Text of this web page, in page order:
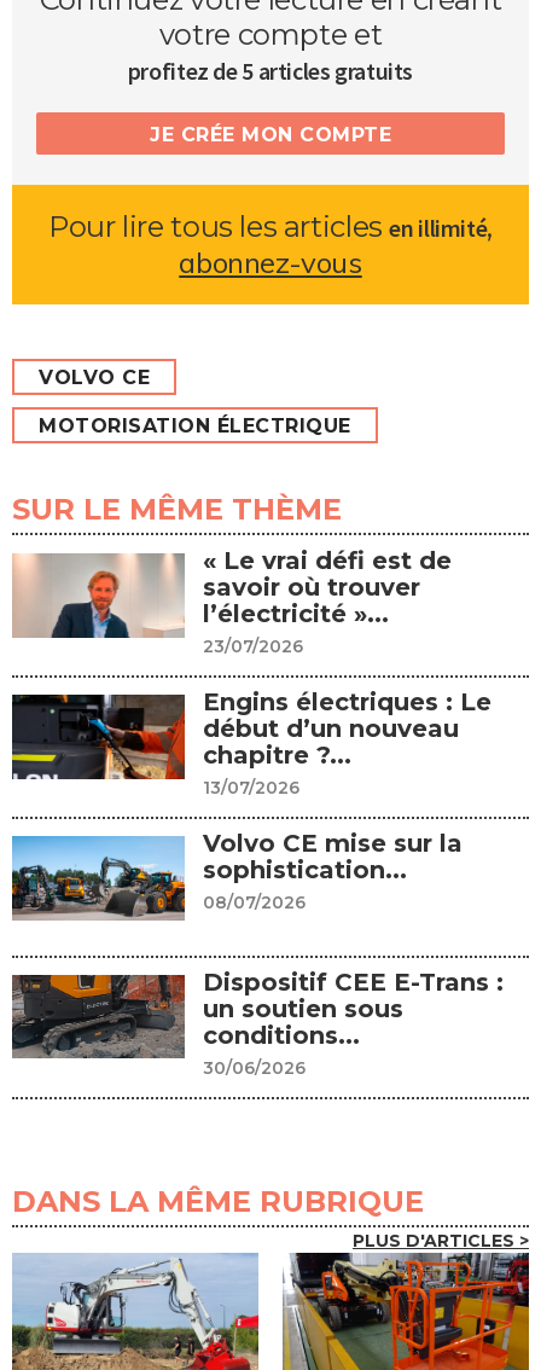
votre compte et
profitez de 5 articles gratuits
JE CRÉE MON COMPTE
Pour lire tous les articlesen illimité,
abonnez-vous
VOLVO CE
MOTORISATION ÉLECTRIQUE
SUR LE MÊME THÈME
« Le vrai défi est de
savoir où trouver
l’électricité »...
23/07/2026
Engins électriques : Le
début d’un nouveau
chapitre ?...
13/07/2026
Volvo CE mise sur la
sophistication...
08/07/2026
Dispositif CEE E-Trans :
un soutien sous
conditions...
30/06/2026
DANS LA MÊME RUBRIQUE
PLUS D'ARTICLES >